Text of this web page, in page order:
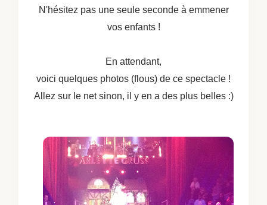
N'hésitez pas une seule seconde à emmener
vos enfants !
En attendant,
voici quelques photos (flous) de ce spectacle !
Allez sur le net sinon, il y en a des plus belles :)